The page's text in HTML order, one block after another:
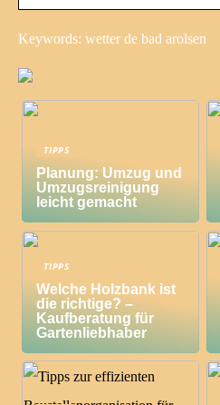
Keywords: wetter de bad arolsen
TIPPS
Planung: Umzug und
Umzugsreinigung
leicht gemacht
TIPPS
Welche Holzbank ist
die richtige? –
Kaufberatung für
Gartenliebhaber